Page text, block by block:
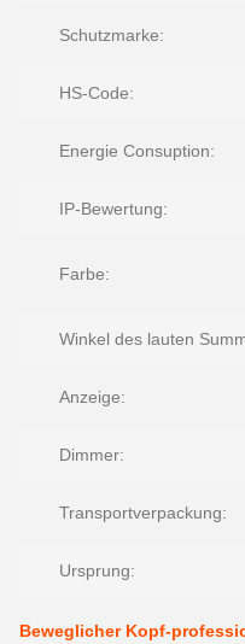
Schutzmarke:
HS-Code:
Energie Consuption:
IP-Bewertung:
Farbe:
Winkel des lauten
Anzeige:
Dimmer:
Transportverpackung:
Ursprung:
Beweglicher Kopf-